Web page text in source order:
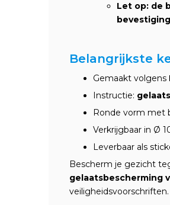
Let op: de
Belangrijkste
Gemaakt volgens
Instructie:
Ronde vorm met
Verkrijgbaar in Ø
Leverbaar als
Bescherm je gezicht
gelaatsbescherming
veiligheidsvoorschriften.